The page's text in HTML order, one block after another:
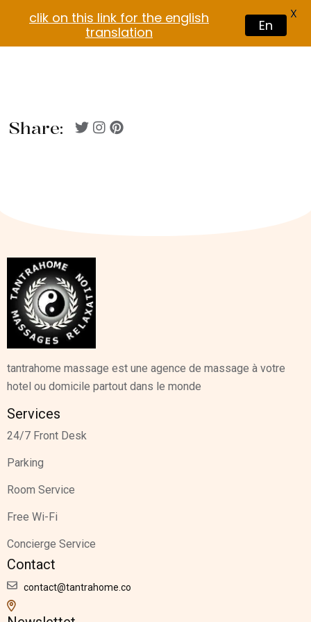
Share:
tantrahome massage est une agence de massage à votre
hotel ou domicile partout dans le monde
Services
24/7 Front Desk
Parking
Room Service
Free Wi-Fi
Concierge Service
Contact
contact@tantrahome.co
clik on this link for the english
translation
En
X